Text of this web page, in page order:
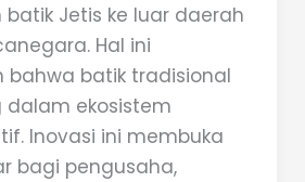
Jetis ke luar daerah
Hal ini
bahwa batik tradisional
dalam ekosistem
Inovasi ini membuka
bagi pengusaha,